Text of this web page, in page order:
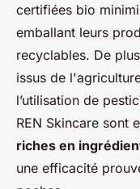
certifiées bio
emballant leurs
recyclables. De
issus de
l’utilisation de
REN Skincare sont
riches en
une efficacité